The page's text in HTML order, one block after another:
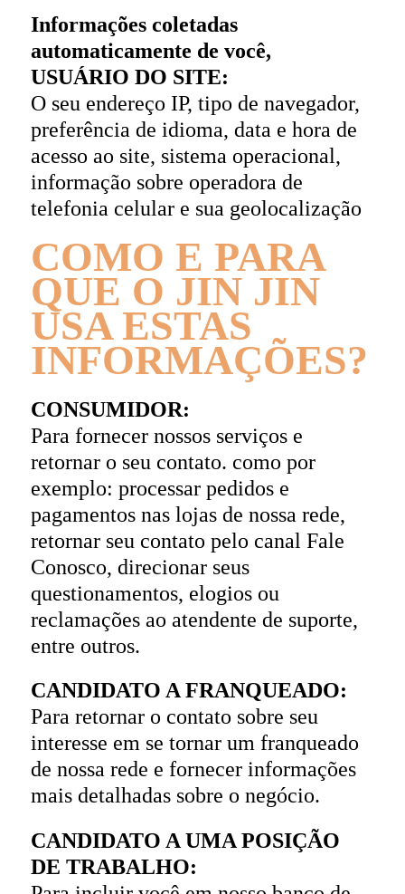
Informações coletadas
automaticamente de você,
USUÁRIO DO SITE:
O seu endereço IP, tipo de navegador,
preferência de idioma, data e hora de
acesso ao site, sistema operacional,
informação sobre operadora de
telefonia celular e sua geolocalização
COMO E PARA
QUE O JIN JIN
USA ESTAS
INFORMAÇÕES?
CONSUMIDOR:
Para fornecer nossos serviços e
retornar o seu contato. como por
exemplo: processar pedidos e
pagamentos nas lojas de nossa rede,
retornar seu contato pelo canal Fale
Conosco, direcionar seus
questionamentos, elogios ou
reclamações ao atendente de suporte,
entre outros.
CANDIDATO A FRANQUEADO:
Para retornar o contato sobre seu
interesse em se tornar um franqueado
de nossa rede e fornecer informações
mais detalhadas sobre o negócio.
CANDIDATO A UMA POSIÇÃO
DE TRABALHO: